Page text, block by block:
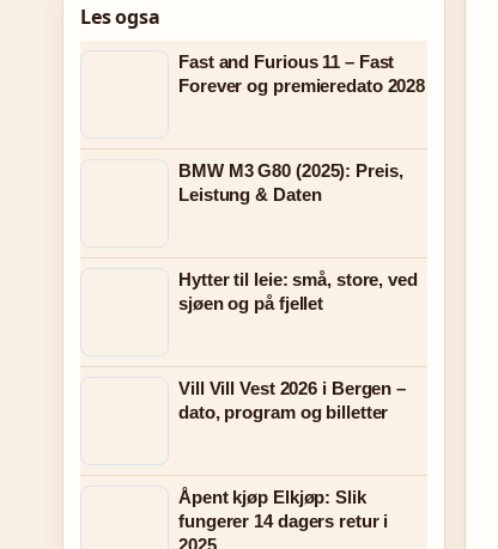
Les ogsa
Fast and Furious 11 – Fast
Forever og premieredato 2028
BMW M3 G80 (2025): Preis,
Leistung & Daten
Hytter til leie: små, store, ved
sjøen og på fjellet
Vill Vill Vest 2026 i Bergen –
dato, program og billetter
Åpent kjøp Elkjøp: Slik
fungerer 14 dagers retur i
2025